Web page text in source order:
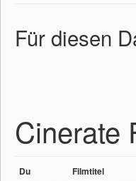
Für diesen
Cinerate
Du Filmtitel